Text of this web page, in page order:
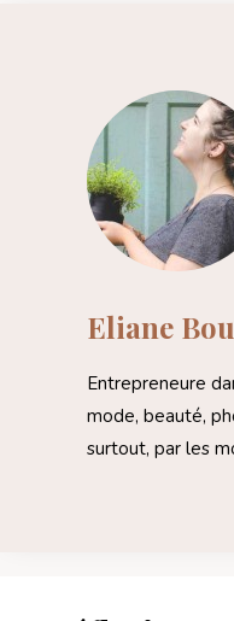
Eliane
Entrepreneure
mode, beauté,
surtout, par les